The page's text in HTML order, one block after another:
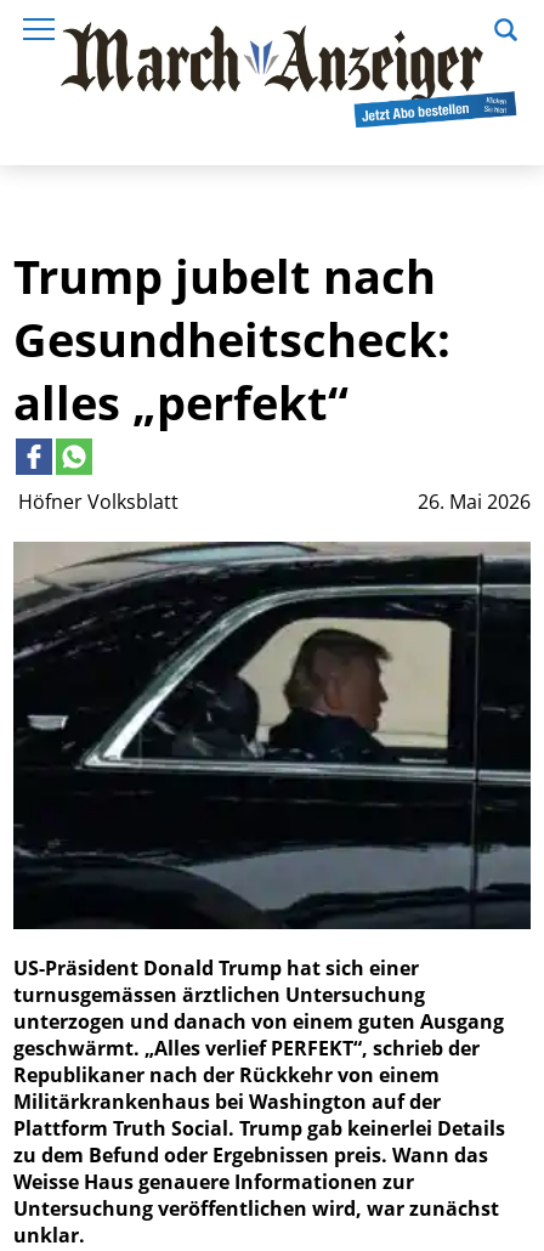
Höfner Volksblatt 26. Mai 2026
Trump jubelt nach
Gesundheitscheck:
alles „perfekt“
US-Präsident Donald Trump hat sich einer
turnusgemässen ärztlichen Untersuchung
unterzogen und danach von einem guten Ausgang
geschwärmt. „Alles verlief PERFEKT“, schrieb der
Republikaner nach der Rückkehr von einem
Militärkrankenhaus bei Washington auf der
Plattform Truth Social. Trump gab keinerlei Details
zu dem Befund oder Ergebnissen preis. Wann das
Weisse Haus genauere Informationen zur
Untersuchung veröffentlichen wird, war zunächst
unklar.